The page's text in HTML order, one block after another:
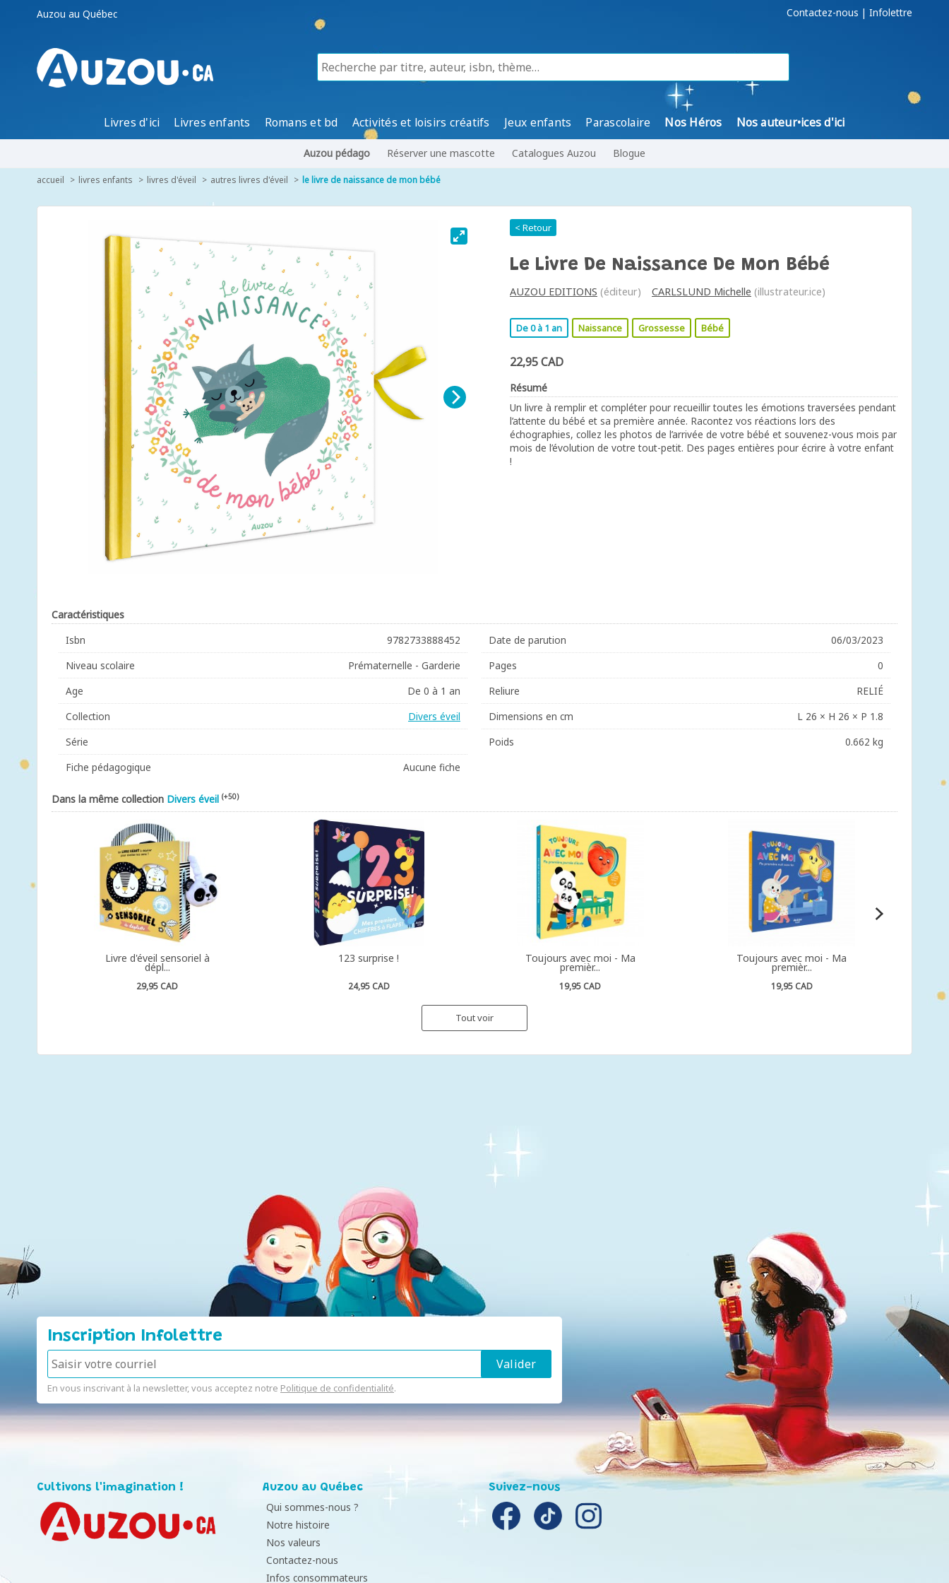
Auzou au Québec Contactez-nous | Infolettre
Livres d'ici Livres enfants Romans et bd Activités et loisirs créatifs Jeux enfants Parascolaire Nos Héros Nos auteur•ices d'ici
Auzou pédago Réserver une mascotte Catalogues Auzou Blogue
accueil livres enfants livres d'éveil autres livres d'éveil le livre de naissance de mon bébé
< Retour
Le Livre De Naissance De Mon Bébé
AUZOU EDITIONS (éditeur) CARLSLUND Michelle (illustrateur.ice)
De 0 à 1 an Naissance Grossesse Bébé
22,95 CAD
Résumé
Un livre à remplir et compléter pour recueillir toutes les émotions traversées pendant
l’attente du bébé et sa première année. Racontez vos réactions lors des
échographies, collez les photos de l’arrivée de votre bébé et souvenez-vous mois par
mois de l’évolution de votre tout-petit. Des pages entières pour écrire à votre enfant
!
Caractéristiques
Isbn
9782733888452
Niveau scolaire
Prématernelle - Garderie
Age
De 0 à 1 an
Collection
Divers éveil
Série
Fiche pédagogique
Aucune fiche
Date de parution
06/03/2023
Pages
0
Reliure
RELIÉ
Dimensions en cm
L 26 × H 26 × P 1.8
Poids
0.662 kg
Dans la même collection Divers éveil (+50)
Livre d'éveil sensoriel à
dépl...
29,95 CAD
123 surprise !
24,95 CAD
Toujours avec moi - Ma
premièr...
19,95 CAD
Toujours avec moi - Ma
premièr...
19,95 CAD
Tout voir
Inscription Infolettre
En vous inscrivant à la newsletter, vous acceptez notre Politique de confidentialité.
Cultivons l'imagination ! Auzou au Québec
Qui sommes-nous ?
Notre histoire
Nos valeurs
Contactez-nous
Infos consommateurs
Suivez-nous